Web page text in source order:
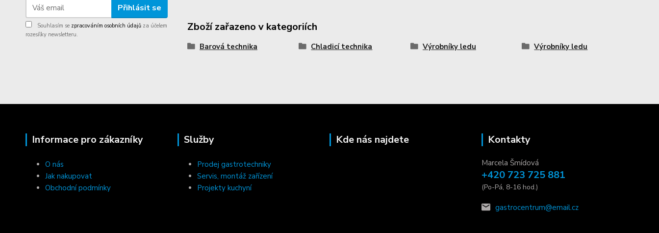
Přihlásit se
Souhlasím se zpracováním osobních údajů za účelem
rozesílky newsletteru.
Zboží zařazeno v kategoriích
Barová technika Chladicí technika Výrobníky ledu Výrobníky ledu
Informace pro zákazníky
O nás
Jak nakupovat
Obchodní podmínky
Služby
Prodej gastrotechniky
Servis, montáž zařízení
Projekty kuchyní
Kde nás najdete Kontakty
Marcela Šmídová
+420 723 725 881
(Po-Pá, 8-16 hod.)
gastrocentrum@email.cz